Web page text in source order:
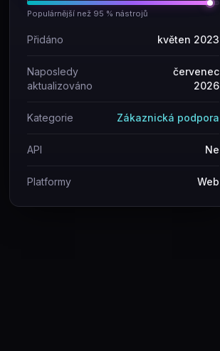
Populárnější než 95 % nástrojů
Přidáno květen 2023
Naposledy
aktualizováno
červenec
2026
Kategorie Zákaznická podpora
API Ne
Platformy Web